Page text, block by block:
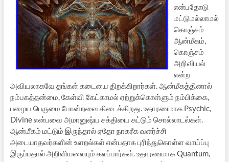
என்பதோடு
மட்டுமல்லாமல்
கொஞ்சம்
ஆன்மீகம்,
கொஞ்சம்
அறிவியல்
என்ற
அவியலாகவே தங்கள் கடையை திறக்கிறார்கள். ஆன்மீகத்தினால்
நம்பகத்தன்மை, கேள்வி கேட்காமல் ஏற்றுக்கொள்ளும் நம்பிக்கை,
பழைய பெருமை போன்றவை கிடைக்கிறது. உதாரணமாக Psychic,
Divine என்பவை அமானுஷ்ய சக்தியை சுட்டும் சொல்லாடல்கள்.
ஆன்மீகம் மட்டும் இருந்தால் ஏதோ நாகரீக வளர்ச்சி
அடையாதவர்களின் உளறல்கள் என்பதாக புரிந்துகொள்ள வாய்ப்பு
இருப்பதால் அறிவியலையும் கலப்பார்கள். உதாரணமாக Quantum,